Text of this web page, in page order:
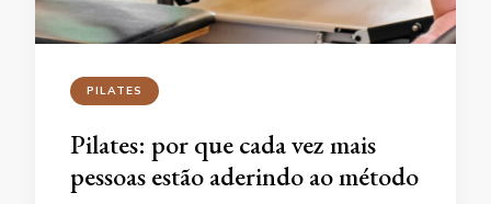
PILATES
Pilates: por que cada vez mais
pessoas estão aderindo ao método